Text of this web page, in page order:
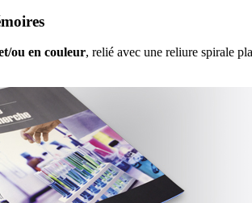
ou en couleur, relié avec une reliure spirale